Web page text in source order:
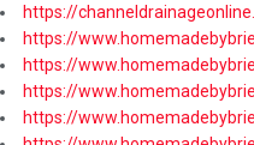
https://
https://
https://
https://
https://